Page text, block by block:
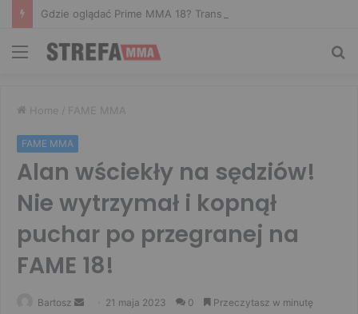
Gdzie oglądać Prime MMA 18? Transmisja na żywo
Menu
Home / FAME MMA
FAME MMA
Alan wściekły na sędziów!
Nie wytrzymał i kopnął
puchar po przegranej na
FAME 18!
Bartosz
Send 21 maja 2023 0 Przeczytasz w minutę